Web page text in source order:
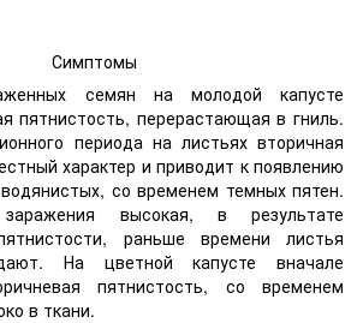
Симптомы
семян на молодой капусте
пятнистость, перерастающая в гниль.
периода на листьях вторичная
характер и приводит к появлению
со временем темных пятен.
высокая, в результате
раньше времени листья
На цветной капусте вначале
пятнистость, со временем
в ткани.